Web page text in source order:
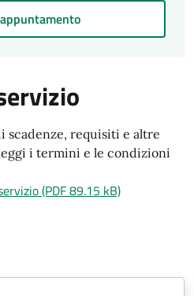
scadenze, requisiti e altre
i termini e le condizioni
(PDF 89.15 kB)